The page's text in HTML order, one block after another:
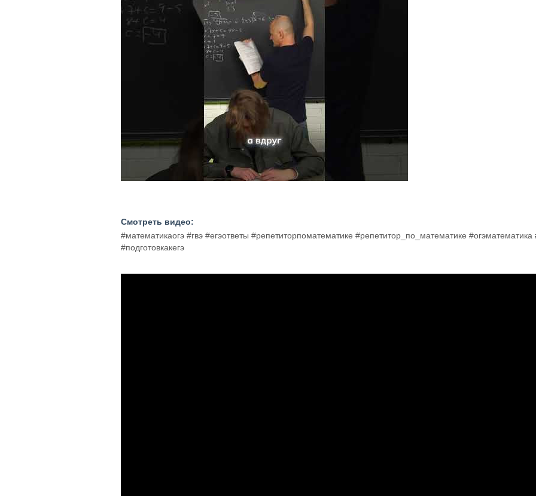
Смотреть видео:
#математикаогэ #гвэ #егэответы #репетиторпоматематике #репетитор_по_математике #огэматематика
#подготовкакегэ